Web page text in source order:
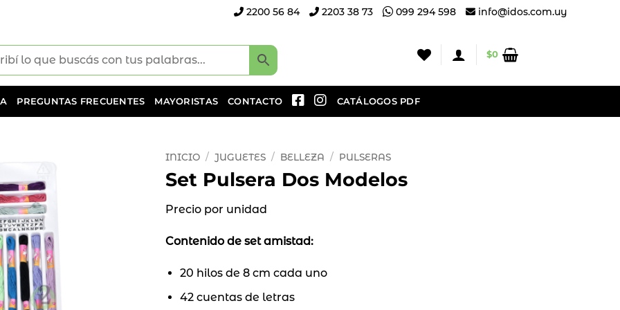
2200 56 84 2203 38 73 099 294 598 info@idos.com.uy
$0
PREGUNTAS FRECUENTES MAYORISTAS CONTACTO CATÁLOGOS PDF
INICIO / JUGUETES / BELLEZA / PULSERAS
Set Pulsera Dos Modelos
Precio por unidad
Contenido de set amistad:
20 hilos de 8 cm cada uno
42 cuentas de letras